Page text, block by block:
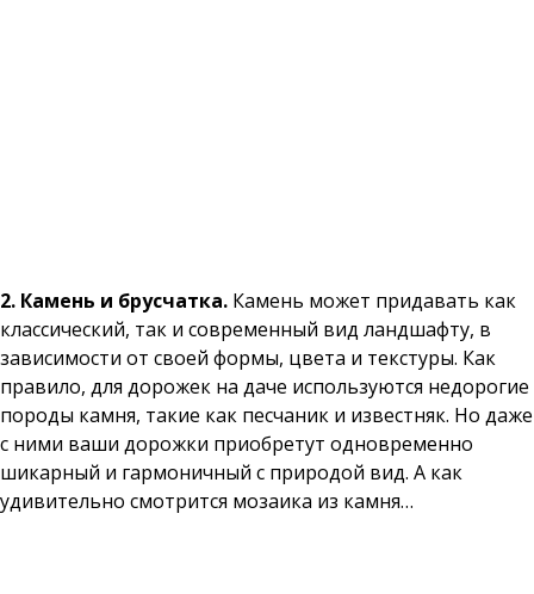
2. Камень и брусчатка. Камень может придавать как
классический, так и современный вид ландшафту, в
зависимости от своей формы, цвета и текстуры. Как
правило, для дорожек на даче используются недорогие
породы камня, такие как песчаник и известняк. Но даже
с ними ваши дорожки приобретут одновременно
шикарный и гармоничный с природой вид. А как
удивительно смотрится мозаика из камня…